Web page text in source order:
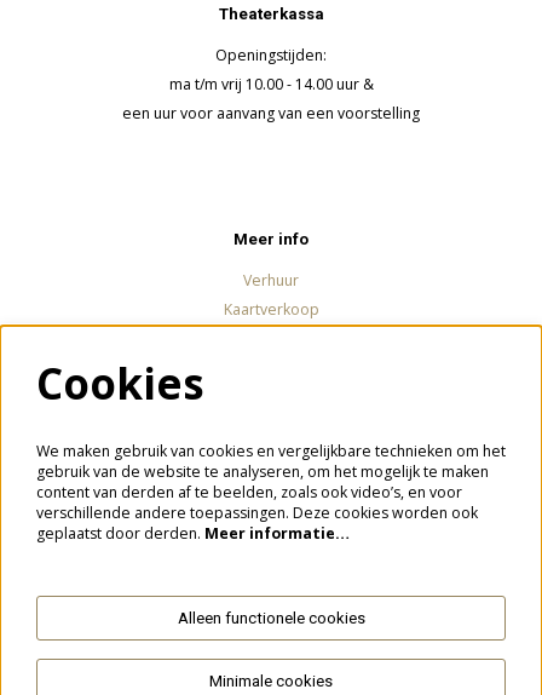
Theaterkassa
Openingstijden:
ma t/m vrij 10.00 - 14.00 uur &
een uur voor aanvang van een voorstelling
Meer info
Verhuur
Kaartverkoop
Meld je aan voor de nieuwsbrief
Aanmelden
Cookies
We maken gebruik van cookies en vergelijkbare technieken om het
gebruik van de website te analyseren, om het mogelijk te maken
content van derden af te beelden, zoals ook video’s, en voor
verschillende andere toepassingen. Deze cookies worden ook
geplaatst door derden. Meer informatie…
Alleen functionele cookies
Minimale cookies